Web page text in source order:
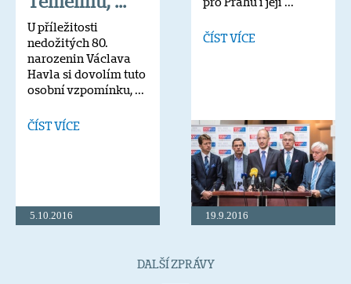
U příležitosti
nedožitých 80.
narozenin Václava
Havla si dovolím tuto
osobní vzpomínku, ...
ČÍST VÍCE
5.10.2016
ČÍST VÍCE
19.9.2016
DALŠÍ ZPRÁVY